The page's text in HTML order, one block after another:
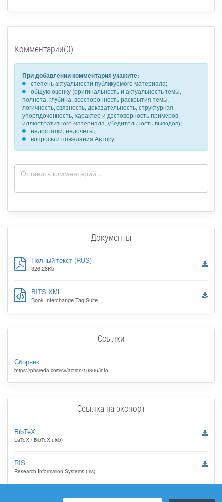
Комментарии(0)
При добавлении комментария укажите:
степень актуальности публикуемого материала;
общую оценку (оригинальность и актуальность темы,
полнота, глубина, всесторонность раскрытия темы,
логичность, связность, доказательность, структурная
упорядоченность, характер и достоверность примеров,
иллюстративного материала, убедительность выводов);
недостатки, недочеты;
вопросы и пожелания Автору.
Документы
Полный текст (RUS)
326.28Kb
BITS XML
Book Interchange Tag Suite
Ссылки
Сборник
https://phsreda.com/cv/action/10806/info
Ссылка на экспорт
BibTeX
LaTeX / BibTeX (.bib)
RIS
Research Information Systems (.ris)